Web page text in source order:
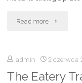
praktyczne
porady"
Read more "Najlepsze
buty
UGG
admin 2 czerwca
The Eatery